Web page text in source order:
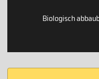
Biologisch